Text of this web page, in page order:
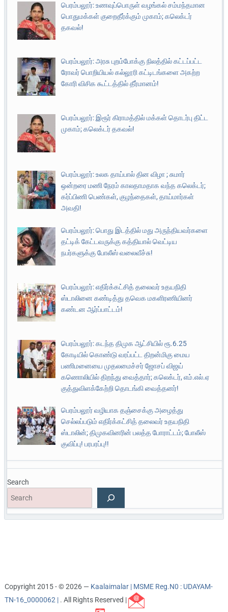
பெரம்பலூர்: உணவுப்பொருள் வழங்கல் சம்மந்தமான
பொதுமக்கள் குறைதீர்க்கும் முகாம்; கலெக்டர்
தகவல்!
பெரம்பலூர்: அரசு புறம்போக்கு நிலத்தில் கட்டப்பட்ட
ரோவர் பொறியியல் கல்லூரி கட்டிடங்களை அகற்ற
கோரி விசிக கூட்டத்தில் தீர்மானம்!
பெரம்பலூர்: இரூர் கிராமத்தில் மக்கள் தொடர்பு திட்ட
முகாம்; கலெக்டர் தகவல்!
பெரம்பலூர்: உலக தாய்பால் தின விழா ; சுமார்
ஒன்றரை மணி நேரம் காலதாமதாக வந்த கலெக்டர்;
கர்ப்பிணி பெண்கள், குழந்தைகள், தாய்மார்கள்
அவதி!
பெரம்பலூர்: பொது இடத்தில் மது அருந்தியவர்களை
தட்டிக் கேட்டவருக்கு கத்தியால் வெட்டிய
நபர்களுக்கு போலீஸ் வலைவீச்சு!
பெரம்பலூர்: எதிர்க்கட்சித் தலைவர் உதயநிதி
ஸ்டாலினை கண்டித்து தவெக மகளிரணியினர்
கண்டன ஆர்ப்பாட்டம்!
பெரம்பலூர்: கடந்த திமுக ஆட்சியில் ரூ.6.25
கோடியில் கொண்டு வரப்பட்ட திறன்மிகு மைய
பணிமனையை முதலமைச்சர் ஜோசப் விஜய்
கணொலியில் திறந்து வைத்தார்; கலெக்டர், எம்.எல்.ஏ
குத்துவிளக்கேற்றி தொடங்கி வைத்தனர்!
பெரம்பலூர் வழியாக தஞ்சைக்கு அழைத்து
செல்லப்படும் எதிர்க்கட்சித் தலைவர் உதயநிதி
ஸ்டாலின்; திமுகவினரின் பலத்த போராட்டம்; போலீஸ்
குவிப்பு! பரபரப்பு!!
Search
Copyright 2015 - © 2026 — Kaalaimalar | MSME Reg.N0 : UDAYAM-
TN-16_0000062 | . All Rights Reserved |